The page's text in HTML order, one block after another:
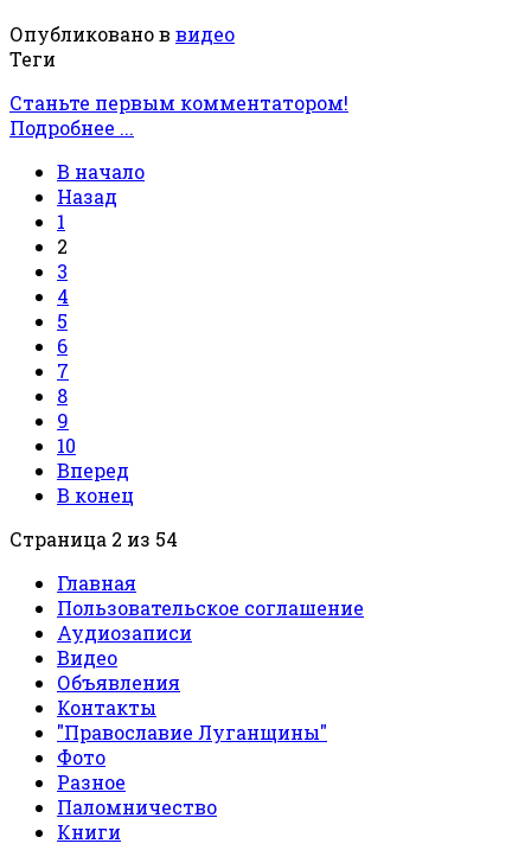
Опубликовано в видео
Теги
Станьте первым комментатором!
Подробнее ...
В начало
Назад
1
2
3
4
5
6
7
8
9
10
Вперед
В конец
Страница 2 из 54
Главная
Пользовательское соглашение
Аудиозаписи
Видео
Объявления
Контакты
"Православие Луганщины"
Фото
Разное
Паломничество
Книги